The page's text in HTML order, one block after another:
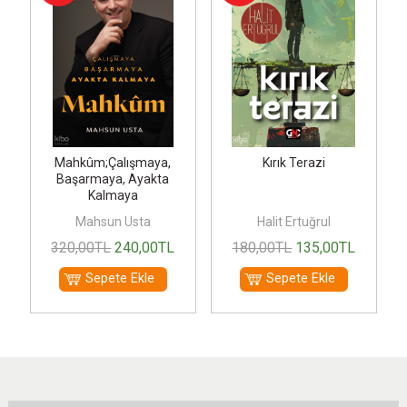
Mahkûm;Çalışmaya,
Başarmaya, Ayakta
Kalmaya
Mahsun Usta
320,00TL 240,00TL
Sepete Ekle
Kırık Terazi
Halit Ertuğrul
180,00TL 135,00TL
Sepete Ekle